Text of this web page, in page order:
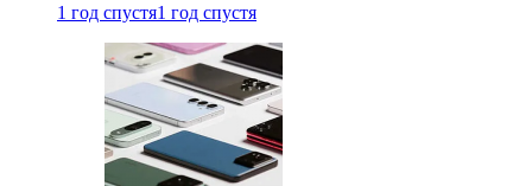
1 год спустя1 год спустя